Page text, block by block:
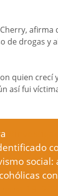
afirma
de drogas y
quien crecí
así fui
social: